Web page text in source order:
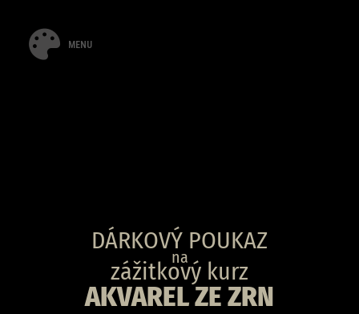
MENU
DÁRKOVÝ POUKAZ
na
zážitkový kurz
AKVAREL ZE ZRN